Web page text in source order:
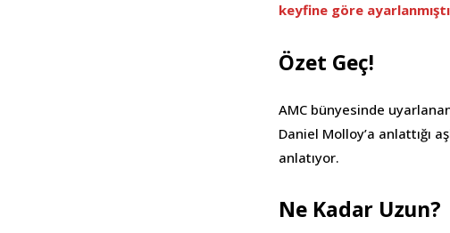
keyfine göre
Özet Geç!
AMC bünyesinde
Daniel Molloy’a anlattığı
anlatıyor.
Ne Kadar Uzun?